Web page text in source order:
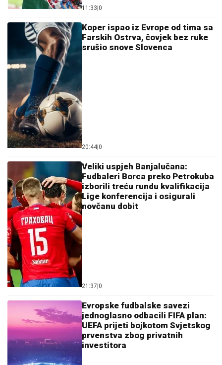
11:33 0
Koper ispao iz Evrope od tima sa
Farskih Ostrva, čovjek bez ruke
srušio snove Slovenca
20:44 0
Veliki uspjeh Banjalučana:
Fudbaleri Borca preko Petrokuba
izborili treću rundu kvalifikacija
Lige konferencija i osigurali
novčanu dobit
21:37 0
Evropske fudbalske savezi
jednoglasno odbacili FIFA plan:
UEFA prijeti bojkotom Svjetskog
prvenstva zbog privatnih
investitora